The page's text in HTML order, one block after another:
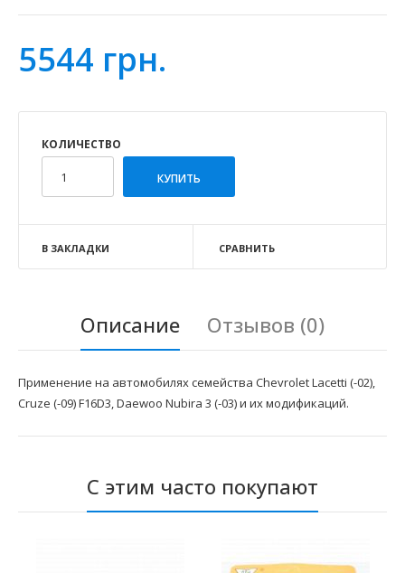
5544 грн.
КОЛИЧЕСТВО
В ЗАКЛАДКИ СРАВНИТЬ
Описание Отзывов (0)
Применение на автомобилях семейства Chevrolet Lacetti (-02),
Cruze (-09) F16D3, Daewoo Nubira 3 (-03) и их модификаций.
С этим часто покупают